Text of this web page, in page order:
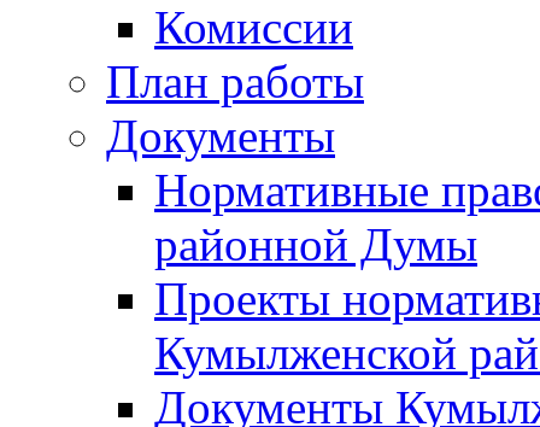
Комиссии
План работы
Документы
Нормативные
районной Думы
Проекты
Кумылженской
Документы